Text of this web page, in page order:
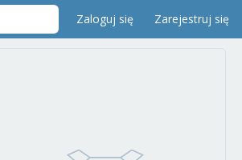
Zaloguj się Zarejestruj się